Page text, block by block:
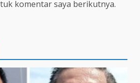
komentar saya berikutnya.